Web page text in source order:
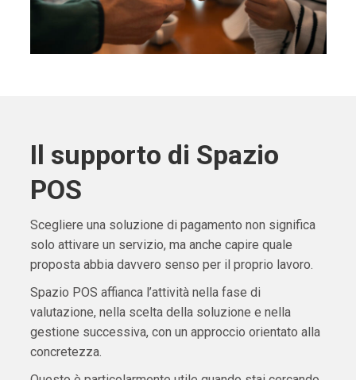
Il supporto di Spazio
POS
Scegliere una soluzione di pagamento non significa
solo attivare un servizio, ma anche capire quale
proposta abbia davvero senso per il proprio lavoro.
Spazio POS affianca l’attività nella fase di
valutazione, nella scelta della soluzione e nella
gestione successiva, con un approccio orientato alla
concretezza.